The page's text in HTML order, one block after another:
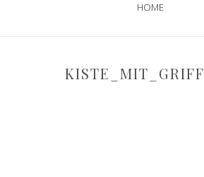
HOME
KISTE_MIT_GRIFF